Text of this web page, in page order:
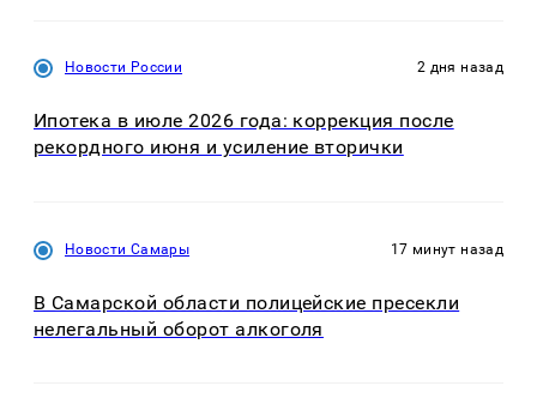
Новости России 2 дня назад
Ипотека в июле 2026 года: коррекция после
рекордного июня и усиление вторички
Новости Самары 17 минут назад
В Самарской области полицейские пресекли
нелегальный оборот алкоголя